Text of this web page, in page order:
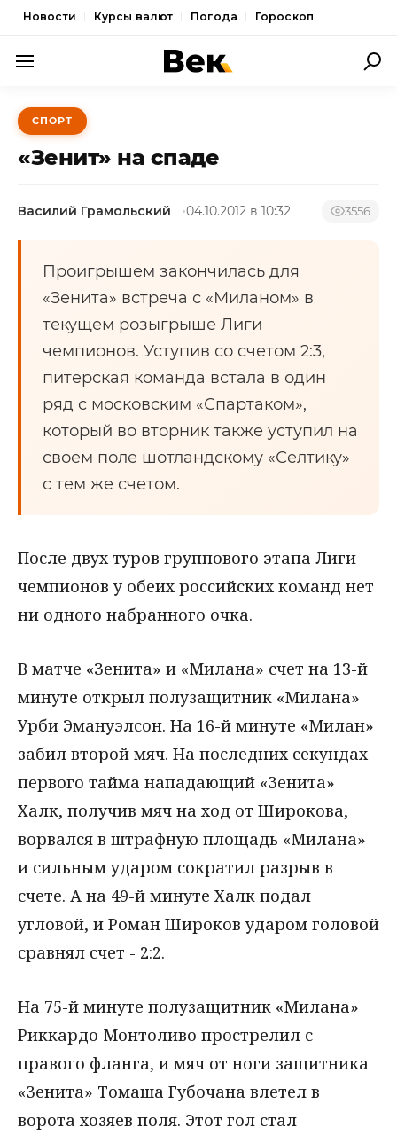
Новости Курсы валют Погода Гороскоп
ПОЛИТИКА
ЭКОНОМИКА
СПОРТ
КУЛЬТУРА
НОВОСТИ
СПОРТ
«Зенит» на спаде
Василий Грамольский 04.10.2012 в 10:32 3556
Проигрышем закончилась для
«Зенита» встреча с «Миланом» в
текущем розыгрыше Лиги
чемпионов. Уступив со счетом 2:3,
питерская команда встала в один
ряд с московским «Спартаком»,
который во вторник также уступил на
своем поле шотландскому «Селтику»
с тем же счетом.
После двух туров группового этапа Лиги
чемпионов у обеих российских команд нет
ни одного набранного очка.
В матче «Зенита» и «Милана» счет на 13-й
минуте открыл полузащитник «Милана»
Урби Эмануэлсон. На 16-й минуте «Милан»
забил второй мяч. На последних секундах
первого тайма нападающий «Зенита»
Халк, получив мяч на ход от Широкова,
ворвался в штрафную площадь «Милана»
и сильным ударом сократил разрыв в
счете. А на 49-й минуте Халк подал
угловой, и Роман Широков ударом головой
сравнял счет - 2:2.
На 75-й минуте полузащитник «Милана»
Риккардо Монтоливо прострелил с
правого фланга, и мяч от ноги защитника
«Зенита» Томаша Губочана влетел в
ворота хозяев поля. Этот гол стал